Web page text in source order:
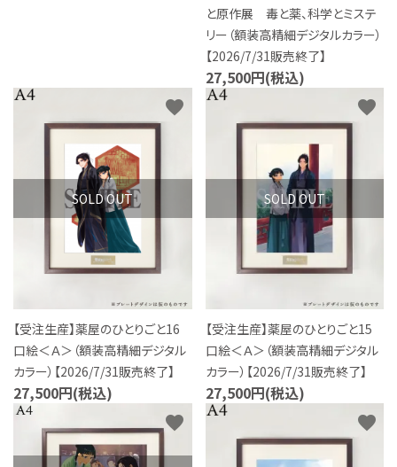
と原作展 毒と薬、科学とミステ
リー（額装高精細デジタルカラー）
【2026/7/31販売終了】
27,500円(税込)
SOLD OUT
【受注生産】薬屋のひとりごと16
口絵＜Ａ＞（額装高精細デジタル
カラー）【2026/7/31販売終了】
27,500円(税込)
favorite
SOLD OUT
【受注生産】薬屋のひとりごと15
口絵＜Ａ＞（額装高精細デジタル
カラー）【2026/7/31販売終了】
27,500円(税込)
favorite
favorite favorite